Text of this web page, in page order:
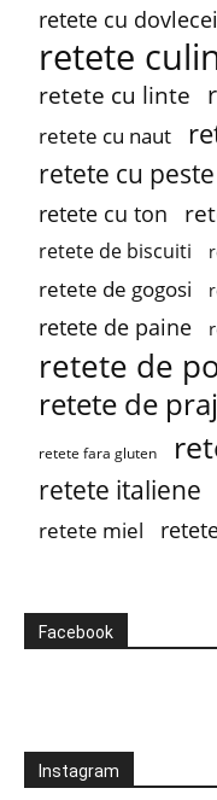
retete cu dovlecei
retete
retete cu linte
retete cu naut
retete cu peste
retete cu ton
retete de biscuiti
retete de gogosi
retete de paine
retete de
retete de
retete fara gluten
retete italiene
retete miel
Facebook
Instagram